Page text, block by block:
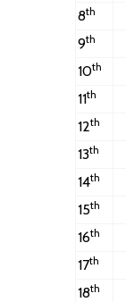
8th
9th
10th
11th
12th
13th
14th
15th
16th
17th
18th